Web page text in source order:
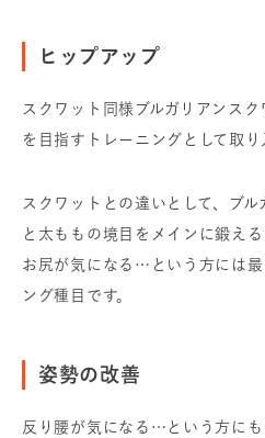
ヒップアップ
スクワット同様ブルガリアンス
を目指すトレーニングとして取り
スクワットとの違いとして、ブ
と太ももの境目をメインに鍛え
お尻が気になる…という方には
ング種目です。
姿勢の改善
反り腰が気になる…という方に